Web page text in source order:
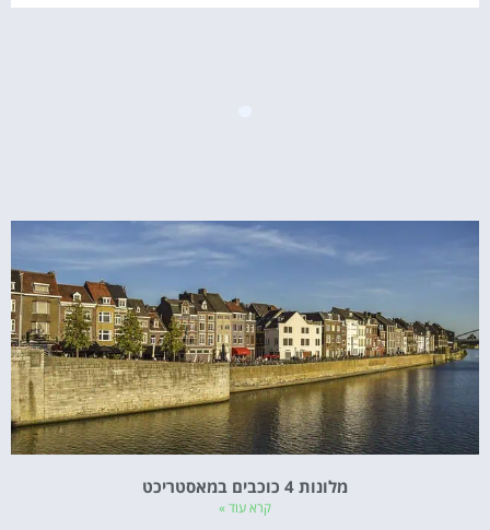
מלונות 4 כוכבים במאסטריכט
קרא עוד »